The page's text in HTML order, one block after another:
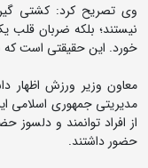
وی تصریح کرد: کشتی
نیستند؛ بلکه ضربان قلب
خورد. این حقیقتی است که
معاون وزیر ورزش اظهار
مدیریتی جمهوری اسلامی
از افراد توانمند و دلسوز
حضور داشتند.